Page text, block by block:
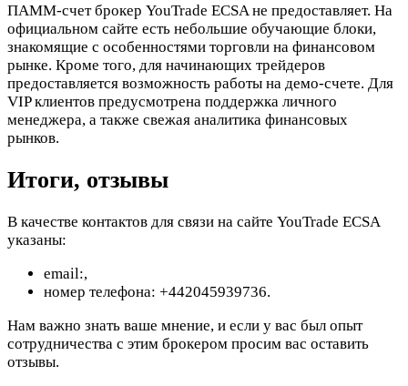
ПАММ-счет брокер YouTrade ECSA не предоставляет. На
официальном сайте есть небольшие обучающие блоки,
знакомящие с особенностями торговли на финансовом
рынке. Кроме того, для начинающих трейдеров
предоставляется возможность работы на демо-счете. Для
VIP клиентов предусмотрена поддержка личного
менеджера, а также свежая аналитика финансовых
рынков.
Итоги, отзывы
В качестве контактов для связи на сайте YouTrade ECSA
указаны:
email:,
номер телефона: +442045939736.
Нам важно знать ваше мнение, и если у вас был опыт
сотрудничества с этим брокером просим вас оставить
отзывы.